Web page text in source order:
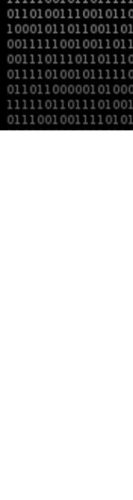
Przejdź
do
treści